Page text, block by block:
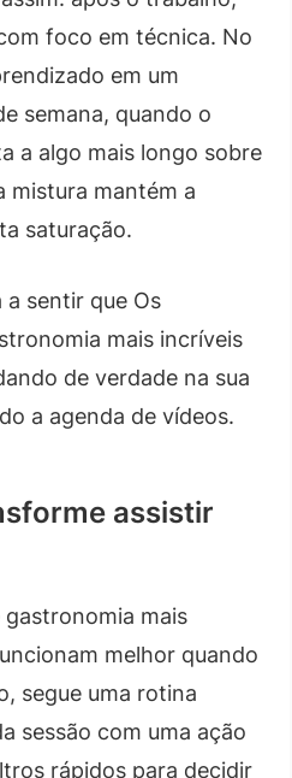
foco em técnica. No
em um
semana, quando o
a algo mais longo sobre
mistura mantém a
saturação.
a sentir que Os
mais incríveis
de verdade na sua
a agenda de vídeos.
assistir
mais
melhor quando
segue uma rotina
sessão com uma ação
rápidos para decidir